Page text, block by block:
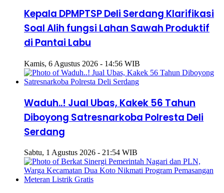
Kepala DPMPTSP Deli Serdang Klarifikasi
Soal Alih fungsi Lahan Sawah Produktif
di Pantai Labu
Kamis, 6 Agustus 2026 - 14:56 WIB
Waduh..! Jual Ubas, Kakek 56 Tahun
Diboyong Satresnarkoba Polresta Deli
Serdang
Sabtu, 1 Agustus 2026 - 21:54 WIB